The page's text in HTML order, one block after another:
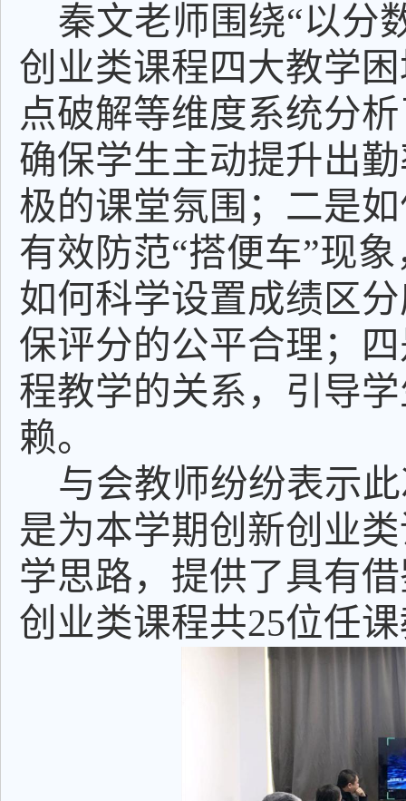
秦文老师围绕“以分
创业类课程四大教学
点破解等维度系统分
确保学生主动提升出
极的课堂氛围；二是
有效防范“搭便车”现
如何科学设置成绩区
保评分的公平合理；
程教学的关系，引导
赖。
与会教师纷纷表示
是为本学期创新创业
学思路，提供了具有
创业类课程共25位任